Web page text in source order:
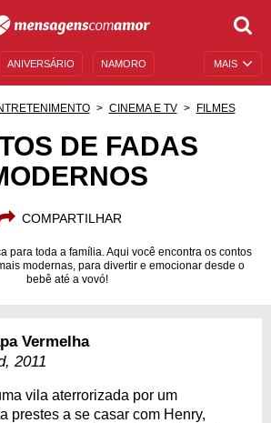
MAIS
ANIVERSÁRIO NAMORO
MENSAGENS DE ANIVERSÁRIO
CINEMA E TV FILMES
DE FADAS
COMPARTILHAR
para toda a família. Aqui você encontra os contos
modernas, para divertir e emocionar desde o
bebê até a vovó!
Vermelha
2011
vila aterrorizada por um
prestes a se casar com Henry,